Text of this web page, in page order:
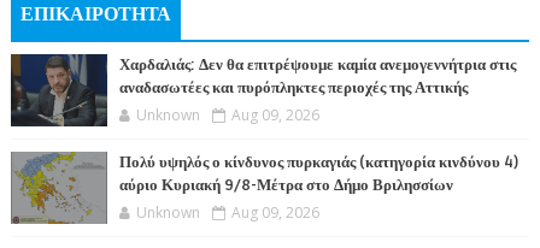
ΕΠΙΚΑΙΡΟΤΗΤΑ
Χαρδαλιάς: Δεν θα επιτρέψουμε καμία ανεμογεννήτρια στις
αναδασωτέες και πυρόπληκτες περιοχές της Αττικής
Unknown Aug 09, 2026
Πολύ υψηλός ο κίνδυνος πυρκαγιάς (κατηγορία κινδύνου 4)
αύριο Κυριακή 9/8-Μέτρα στο Δήμο Βριλησσίων
Unknown Aug 09, 2026